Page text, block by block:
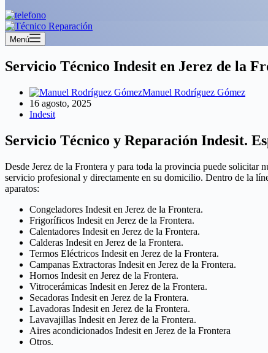
Menú
Servicio Técnico Indesit en Jerez de la
Manuel Rodríguez Gómez
16 agosto, 2025
Indesit
Servicio Técnico y Reparación Indesit.
Desde Jerez de la Frontera y para toda la provincia puede solicitar
servicio profesional y directamente en su domicilio. Dentro de la
aparatos:
Congeladores Indesit en Jerez de la Frontera.
Frigoríficos Indesit en Jerez de la Frontera.
Calentadores Indesit en Jerez de la Frontera.
Calderas Indesit en Jerez de la Frontera.
Termos Eléctricos Indesit en Jerez de la Frontera.
Campanas Extractoras Indesit en Jerez de la Frontera.
Hornos Indesit en Jerez de la Frontera.
Vitrocerámicas Indesit en Jerez de la Frontera.
Secadoras Indesit en Jerez de la Frontera.
Lavadoras Indesit en Jerez de la Frontera.
Lavavajillas Indesit en Jerez de la Frontera.
Aires acondicionados Indesit en Jerez de la Frontera
Otros.